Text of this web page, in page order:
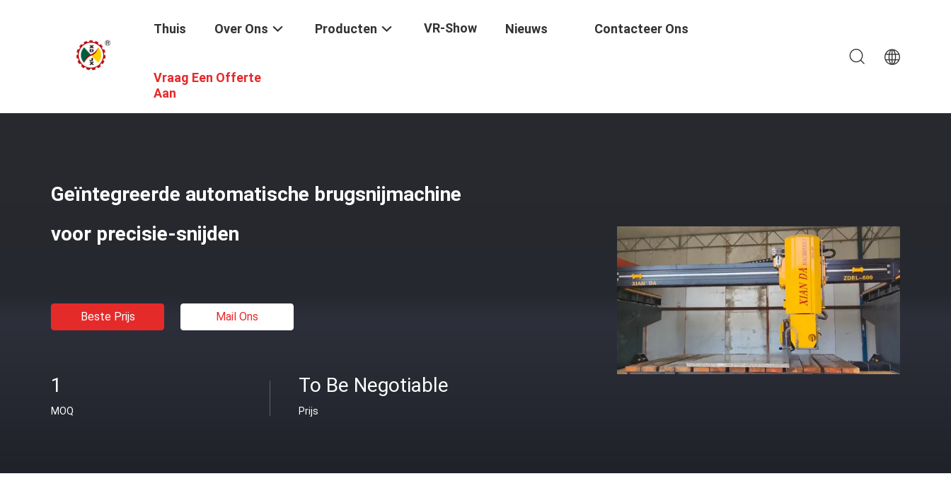
Thuis Over Ons Producten VR-Show Nieuws Contacteer Ons
Vraag Een Offerte
Aan
De Brug Zag Snijmachine
Geïntegreerde automatische brugsnijmachine
voor precisie-snijden
Beste Prijs Mail Ons
1
MOQ
To Be Negotiable
Prijs